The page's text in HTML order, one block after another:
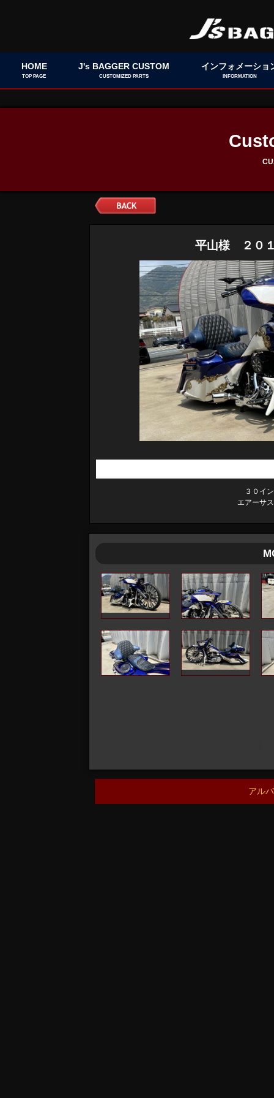
HOME
TOP PAGE
J's BAGGER CUSTOM
CUSTOMIZED PARTS
インフォメーショ
INFORMATION
平山様 ２０
３０イ
エアーサ
アル